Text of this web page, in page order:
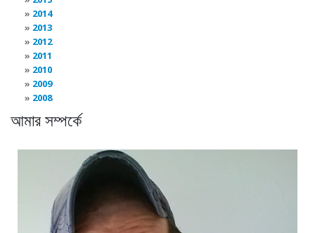
2014
2013
2012
2011
2010
2009
2008
আমার সম্পর্কে